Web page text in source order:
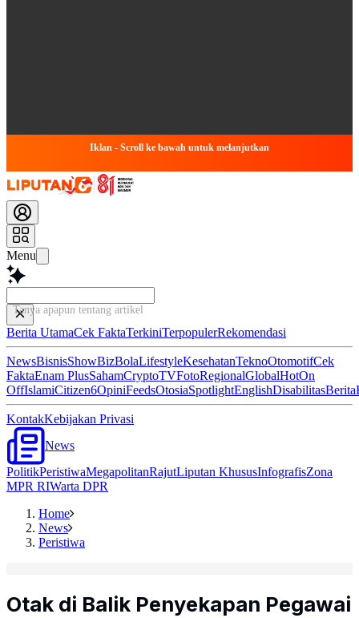
Iklan - Scroll ke bawah untuk melanjutkan
Menu
Tanya apapun tentang artikel ini...
Berita UtamaCek FaktaTerkiniTerpopulerRekomendasi
NewsBisnisShowBizBolaLifestyleKesehatanTeknoOtomotifCek
FaktaEnam PlusSahamCryptoTVFotoRegionalGlobalHotOn
OffIslamiCitizen6OpiniFeedsOtosiaSpotlightEnglishDisabilitasBerita
KontakKebijakan Privasi
News
PolitikPeristiwaMegapolitanRajutLiputan KhususInfografisZona
MPR RIWarta DPR
Home
News
Peristiwa
Otak di Balik Penyekapan Pegawai